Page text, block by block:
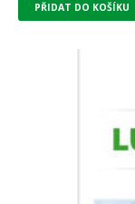
PŘIDAT DO KOŠÍKU